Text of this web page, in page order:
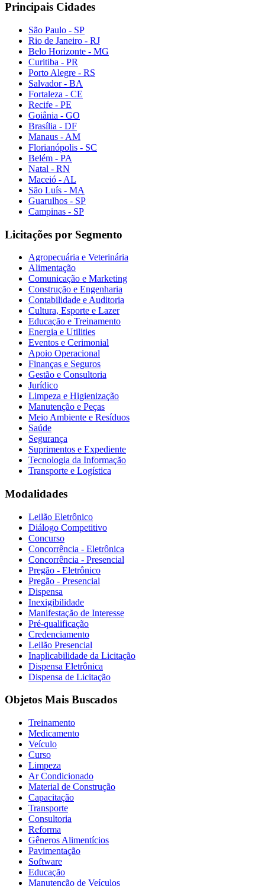
Principais Cidades
São Paulo - SP
Rio de Janeiro - RJ
Belo Horizonte - MG
Curitiba - PR
Porto Alegre - RS
Salvador - BA
Fortaleza - CE
Recife - PE
Goiânia - GO
Brasília - DF
Manaus - AM
Florianópolis - SC
Belém - PA
Natal - RN
Maceió - AL
São Luís - MA
Guarulhos - SP
Campinas - SP
Licitações por Segmento
Agropecuária e Veterinária
Alimentação
Comunicação e Marketing
Construção e Engenharia
Contabilidade e Auditoria
Cultura, Esporte e Lazer
Educação e Treinamento
Energia e Utilities
Eventos e Cerimonial
Apoio Operacional
Finanças e Seguros
Gestão e Consultoria
Jurídico
Limpeza e Higienização
Manutenção e Peças
Meio Ambiente e Resíduos
Saúde
Segurança
Suprimentos e Expediente
Tecnologia da Informação
Transporte e Logística
Modalidades
Leilão Eletrônico
Diálogo Competitivo
Concurso
Concorrência - Eletrônica
Concorrência - Presencial
Pregão - Eletrônico
Pregão - Presencial
Dispensa
Inexigibilidade
Manifestação de Interesse
Pré-qualificação
Credenciamento
Leilão Presencial
Inaplicabilidade da Licitação
Dispensa Eletrônica
Dispensa de Licitação
Objetos Mais Buscados
Treinamento
Medicamento
Veículo
Curso
Limpeza
Ar Condicionado
Material de Construção
Capacitação
Transporte
Consultoria
Reforma
Gêneros Alimentícios
Pavimentação
Software
Educação
Manutenção de Veículos